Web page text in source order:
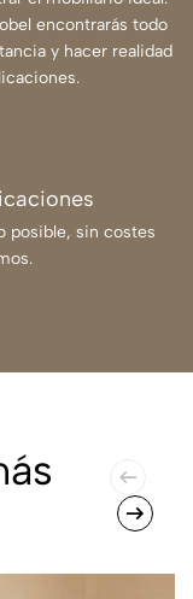
encontrarás todo
y hacer realidad
posible, sin costes